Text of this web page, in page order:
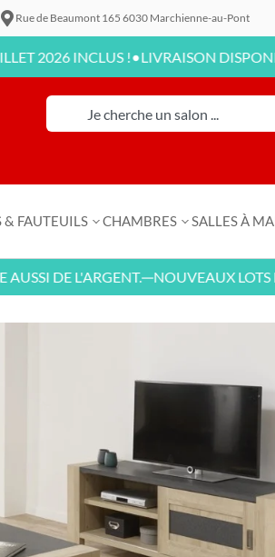
Rue de Beaumont 165 6030 Marchienne-au-Pont
INCLUS !•LIVRAISON DISPONIBLE
& FAUTEUILS CHAMBRES SALLES À
DE L'ARGENT.—NOUVEAUX LOTS DE